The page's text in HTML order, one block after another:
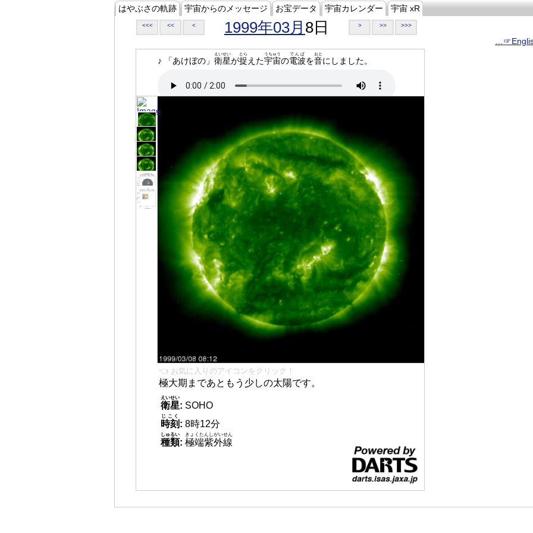
はやぶさの軌跡 宇宙からのメッセージ お宝データ 宇宙カレンダー 宇宙 xR
<<< << < 1999年03月 8日 > >> >>>
♪ 「あけぼの」 衛星
えいせい
が捉
とら
えた宇宙
うちゅう
の電波
でんぱ
を音
おと
にしました。
👈 お気に入りのアイコンをクリック！
極大期まであともう少しの太陽です。
衛星
えいせい
: SOHO
時刻
じこく
: 8時12分
種類
しゅるい
: 極端紫外線
きょくたんしがいせん